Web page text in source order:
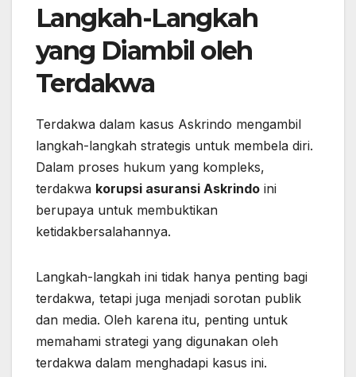
Langkah-Langkah
yang Diambil oleh
Terdakwa
Terdakwa dalam kasus Askrindo mengambil
langkah-langkah strategis untuk membela diri.
Dalam proses hukum yang kompleks,
terdakwa korupsi asuransi Askrindo ini
berupaya untuk membuktikan
ketidakbersalahannya.
Langkah-langkah ini tidak hanya penting bagi
terdakwa, tetapi juga menjadi sorotan publik
dan media. Oleh karena itu, penting untuk
memahami strategi yang digunakan oleh
terdakwa dalam menghadapi kasus ini.